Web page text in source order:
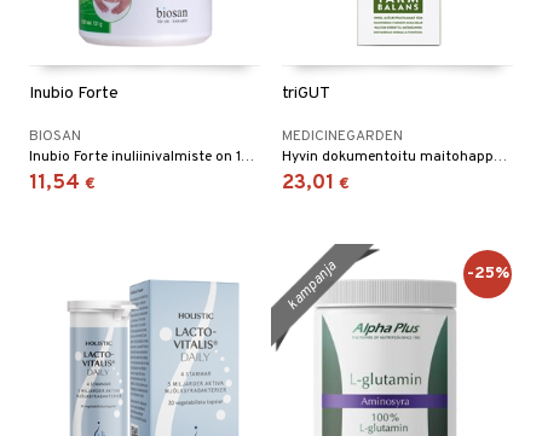
Inubio Forte
BIOSAN
Inubio Forte inuliinivalmiste on 100% luonnontuote, sisältää kuivattua inuliiniuutetta, valmistettu sikurijuuresta.
11,54 €
triGUT
MEDICINEGARDEN
Hyvin dokumentoitu maitohappokompleksi, joka selviää mahalaukun läpi kulkemisesta, sitoutuu suoliston limakalvoon sekä selviää, asettuu ja lisääntyy ohut- ja paksusuolessa.
23,01 €
kampanja -25%